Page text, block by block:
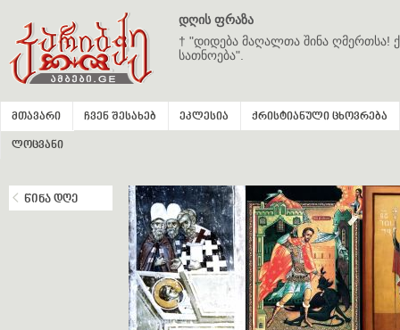
დღის ფრაზა
† "დიდება მაღალთა შინა ღმერთსა!
სათნოება".
მთავარი ჩვენ შესახებ ეკლესია ქრისტიანული ცხოვრება
ლოცვანი
წინა დღე